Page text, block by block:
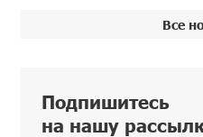
Все
Подпишитесь
на нашу